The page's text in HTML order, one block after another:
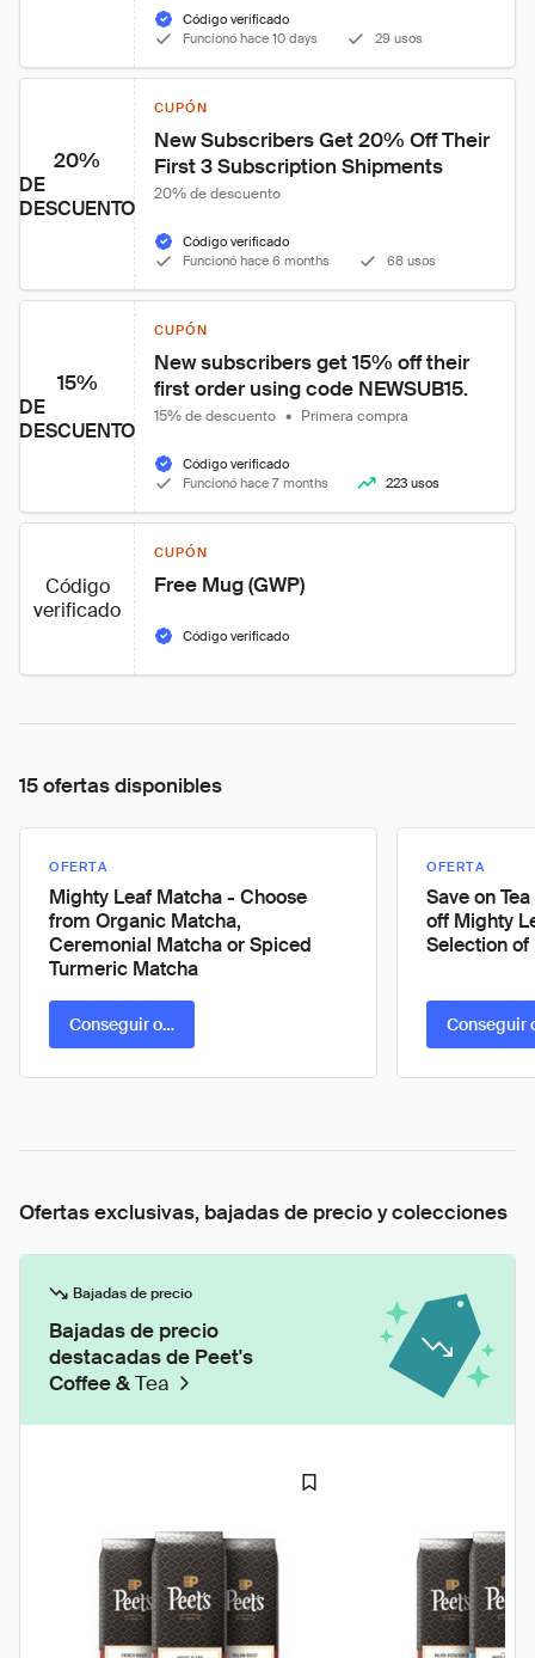
Código verificado
Funcionó hace 10 days
29 usos
20%
DE
DESCUENTO
CUPÓN
New Subscribers Get 20% Off Their
First 3 Subscription Shipments
20% de descuento
Código verificado
Funcionó hace 6 months
68 usos
15%
DE
DESCUENTO
CUPÓN
New subscribers get 15% off their
first order using code NEWSUB15.
15% de descuento • Primera compra
Código verificado
Funcionó hace 7 months
223 usos
Código
verificado
CUPÓN
Free Mug (GWP)
Código verificado
15 ofertas disponibles
OFERTA
Mighty Leaf Matcha - Choose
from Organic Matcha,
Ceremonial Matcha or Spiced
Turmeric Matcha
Conseguir oferta
OFERTA
Save on
off Mighty
Selection of
Conseguir
Ofertas exclusivas, bajadas de precio y colecciones
Bajadas de precio
Bajadas de precio
destacadas de Peet's
Coffee &Tea